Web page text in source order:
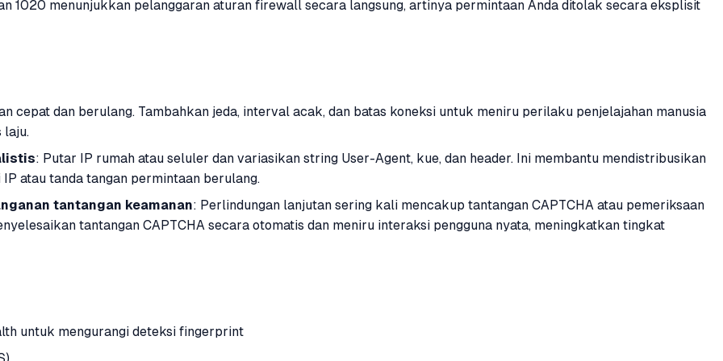
1020 menunjukkan pelanggaran aturan firewall secara langsung, artinya permintaan Anda ditolak secara eksplisit
cepat dan berulang. Tambahkan jeda, interval acak, dan batas koneksi untuk meniru perilaku penjelajahan manusia
laju.
: Putar IP rumah atau seluler dan variasikan string User-Agent, kue, dan header. Ini membantu mendistribusikan
atau tanda tangan permintaan berulang.
tantangan keamanan: Perlindungan lanjutan sering kali mencakup tantangan CAPTCHA atau pemeriksaan
tantangan CAPTCHA secara otomatis dan meniru interaksi pengguna nyata, meningkatkan tingkat
untuk mengurangi deteksi fingerprint